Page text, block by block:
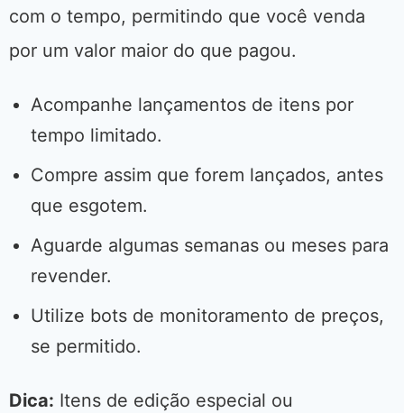
com o tempo, permitindo que você venda
por um valor maior do que pagou.
Acompanhe lançamentos de itens por
tempo limitado.
Compre assim que forem lançados, antes
que esgotem.
Aguarde algumas semanas ou meses para
revender.
Utilize bots de monitoramento de preços,
se permitido.
Dica: Itens de edição especial ou